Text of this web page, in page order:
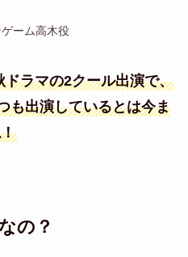
ゲーム高木役
ラマの2クール出演で、
も出演しているとは今ま
の？